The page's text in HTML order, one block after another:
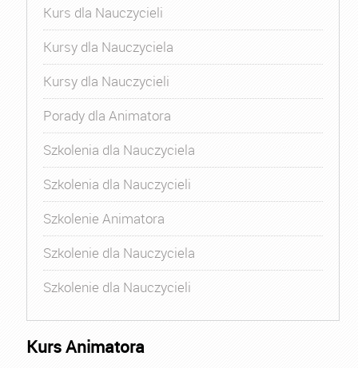
Kurs dla Nauczycieli
Kursy dla Nauczyciela
Kursy dla Nauczycieli
Porady dla Animatora
Szkolenia dla Nauczyciela
Szkolenia dla Nauczycieli
Szkolenie Animatora
Szkolenie dla Nauczyciela
Szkolenie dla Nauczycieli
Kurs Animatora